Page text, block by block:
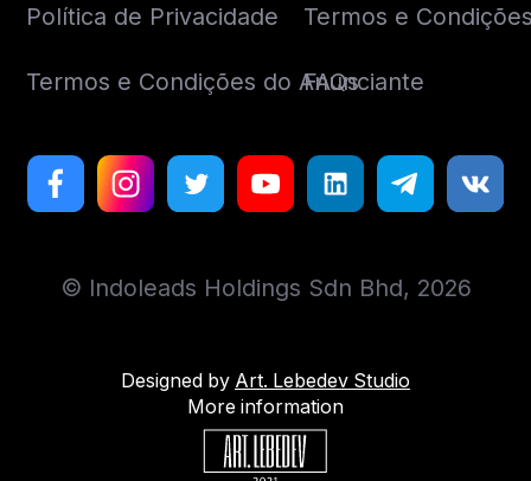
Política de Privacidade Termos e
Termos e Condições do Anunciante
FAQs
© Indoleads Holdings Sdn Bhd, 2026
Designed by Art. Lebedev Studio
More information